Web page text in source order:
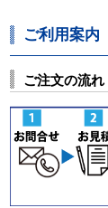
ご利用案内
ご注文の流れ